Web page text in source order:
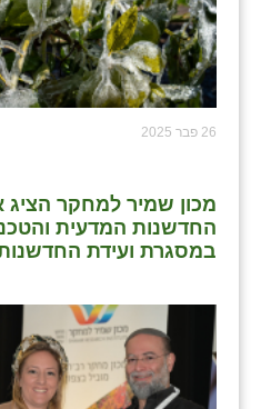
26 פבר 2025
מכון שמיר למחקר הציג
החדשנות המדעית
במסגרת ועידת החדשנות
תלמי יוסף
בוסתן הגליל